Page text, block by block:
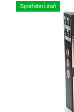
Spotřební daň